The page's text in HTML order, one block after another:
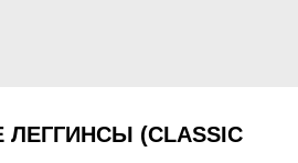
(CLASSIC